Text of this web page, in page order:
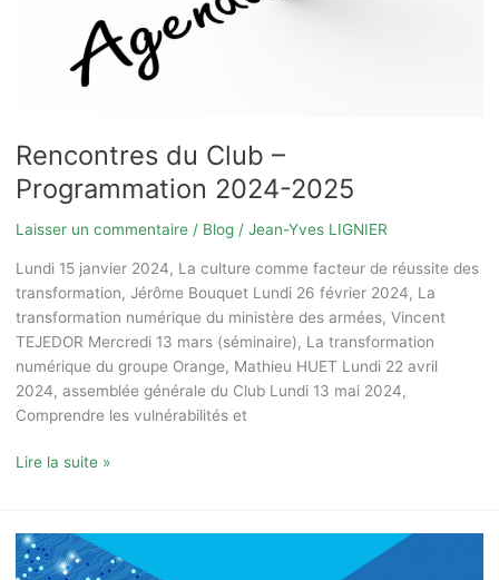
Rencontres du Club –
Programmation 2024-2025
Laisser un commentaire / Blog/ Jean-Yves LIGNIER
Lundi 15 janvier 2024, La culture comme facteur de réussite des
transformation, Jérôme Bouquet Lundi 26 février 2024, La
transformation numérique du ministère des armées, Vincent
TEJEDOR Mercredi 13 mars (séminaire), La transformation
numérique du groupe Orange, Mathieu HUET Lundi 22 avril
2024, assemblée générale du Club Lundi 13 mai 2024,
Comprendre les vulnérabilités et
Lire la suite »
Transparence
des